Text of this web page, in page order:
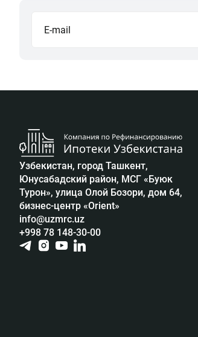
Узбекистан, город Ташкент,
Юнусабадский район, МСГ «Буюк
Турон», улица Олой Бозори, дом 64,
бизнес-центр «Orient»
info@uzmrc.uz
+998 78 148-30-00